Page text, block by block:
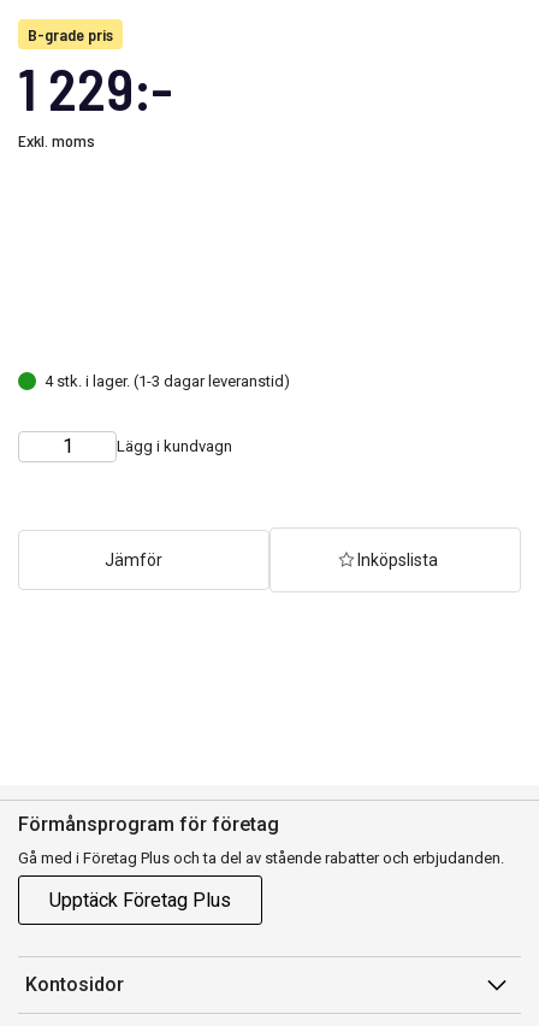
B-grade pris
1 229:-
Exkl. moms
4 stk. i lager. (1-3 dagar leveranstid)
Choose
Quantity Lägg i kundvagn
Jämför Inköpslista
Förmånsprogram för företag
Gå med i Företag Plus och ta del av stående rabatter och erbjudanden.
Upptäck Företag Plus
Kontosidor